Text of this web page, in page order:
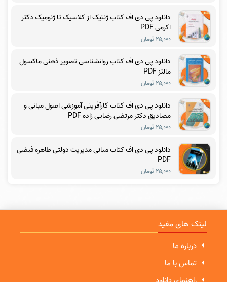
دانلود پی دی اف کتاب ژنتیک از کلاسیک تا ژنومیک دکتر
اکرمی PDF
۲۵,۰۰۰ تومان
دانلود پی دی اف کتاب روانشناسی تصویر ذهنی ماکسول
مالتز PDF
۲۵,۰۰۰ تومان
دانلود پی دی اف کتاب کارآفرینی آموزشی اصول مبانی و
مصادیق دکتر مرتضی رضایی زاده PDF
۲۵,۰۰۰ تومان
دانلود پی دی اف کتاب مبانی مدیریت دولتی طاهره فیضی
PDF
۲۵,۰۰۰ تومان
لینک های مفید
درباره ما
تماس با ما